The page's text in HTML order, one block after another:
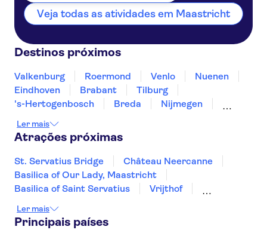
Veja todas as atividades em Maastricht
Destinos próximos
Valkenburg Roermond Venlo
Nuenen
Eindhoven
Brabant
Tilburg
's-Hertogenbosch
Breda
Nijmegen
Terneuzen
Ler mais
Atrações próximas
St. Servatius Bridge
Château Neercanne
Basilica of Our Lady, Maastricht
Basilica of Saint Servatius
Vrijthof
Praça dos Museus
Zoo Artis
Micropia
Ler mais
Principais países